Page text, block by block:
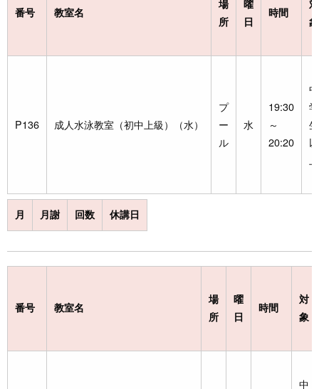
番号 教室名
場
所
曜
日
時間
対
象
P136 成人水泳教室（初中上級）（水）
プ
ー
ル
水
19:30
～
20:20
中
学
生
以
月 月謝 回数 休講日
番号 教室名
場
所
曜
日
時間
対
象
中